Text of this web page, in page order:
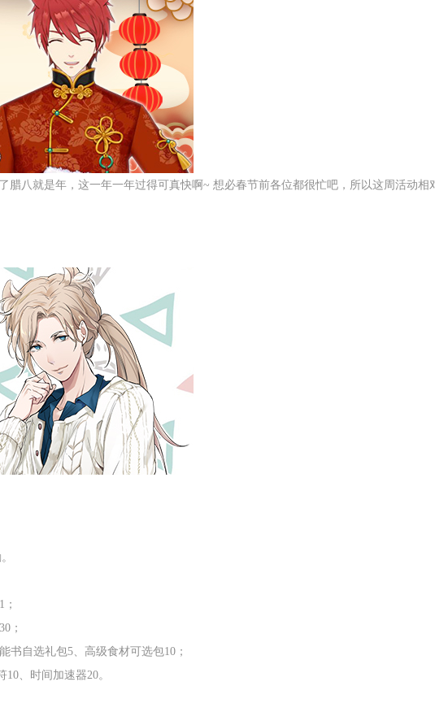
腊八就是年，这一年一年过得可真快啊 ~ 想必春节前各位都很忙吧，所以这周活动相
1
；
30 ；
能书自选礼包5 、高级食材可选包10 ；
10 、时间加速器20。